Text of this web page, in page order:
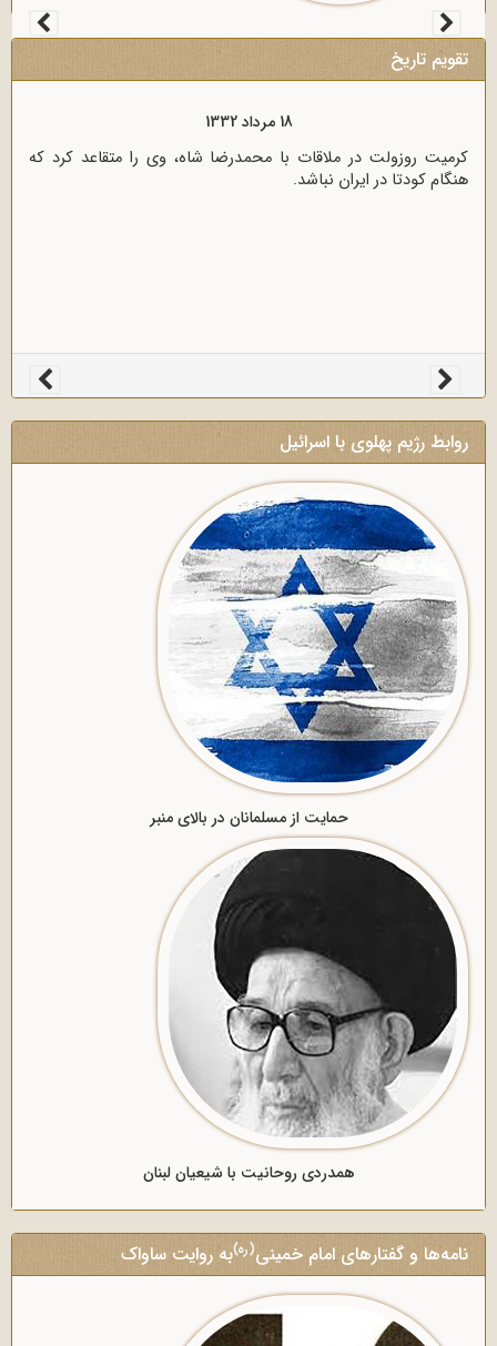
تقویم تاریخ
18 مرداد 1333
بسیاری از رجال روحانی و سیاسی کشور در نامه‌ای برای رؤسای
مجلسین، خشم خود را از پرداخت غرامت به انگلیس اعلام کردند.
روابط رژیم پهلوی با اسرائیل
حمایت از مسلمانان در بالای منبر
همدردی روحانیت با شیعیان لبنان
نامه‌ها و گفتارهای امام خمینی (ره)به روایت ساواک